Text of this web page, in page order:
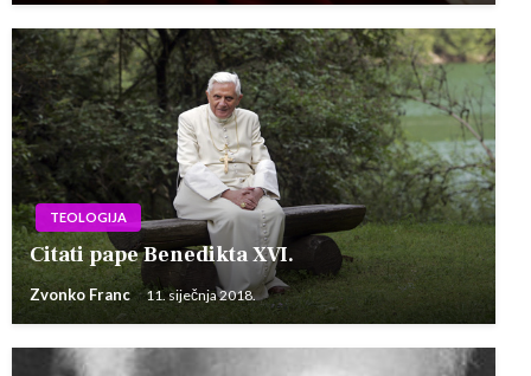
TEOLOGIJA
Citati pape Benedikta XVI.
Zvonko Franc 11. siječnja 2018.